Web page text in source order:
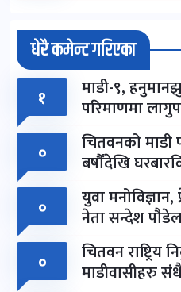
धेरै कमेन्ट गरिएका
१ माडी-९,
परिमाणमा
०
चितवनको माडी
बर्षौंदेखि
०
युवा
नेता सन्देश पौडेल
०
चितवन राष्ट्रिय
माडीवासीहरु